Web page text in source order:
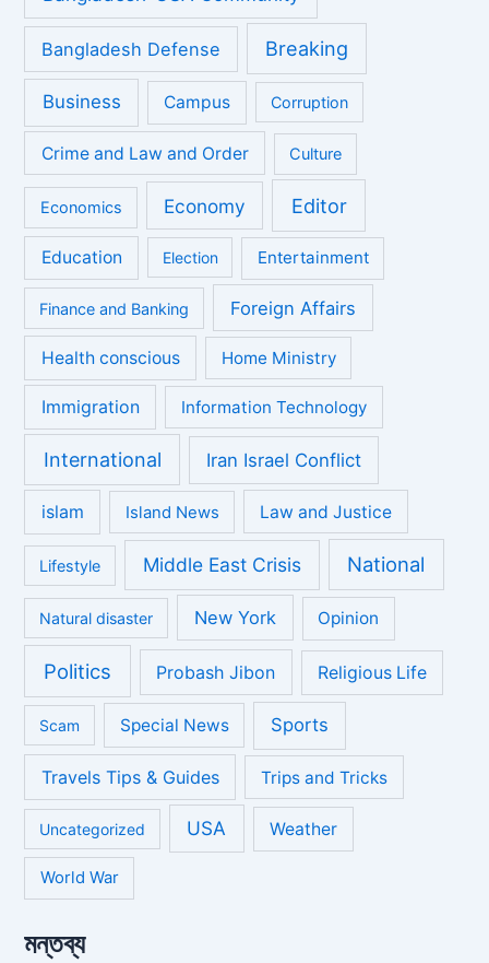
Bangladesh Defense Breaking
Business Campus Corruption
Crime and Law and Order Culture
Economics Economy Editor
Education Election Entertainment
Finance and Banking Foreign Affairs
Health conscious Home Ministry
Immigration Information Technology
International Iran Israel Conflict
islam Island News Law and Justice
Lifestyle Middle East Crisis National
Natural disaster New York Opinion
Politics Probash Jibon Religious Life
Scam Special News Sports
Travels Tips & Guides Trips and Tricks
Uncategorized USA Weather
World War
মন্তব্য